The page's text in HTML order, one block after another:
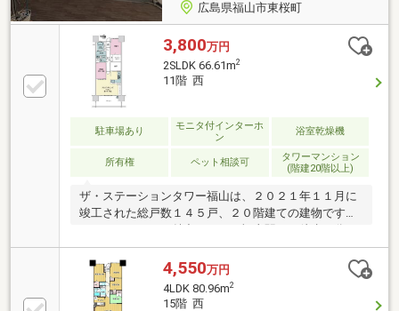
広島県福山市東桜町
3,800万円
2SLDK 66.61m2
11階 西
駐車場あり
モニタ付インターホ
ン
浴室乾燥機
所有権 ペット相談可
タワーマンション
(階建20階以上)
ザ・ステーションタワー福山は、２０２１年１１月に
竣工された総戸数１４５戸、２０階建ての建物です。
このマンションの魅力は、ＪＲ福山駅まで徒歩３分の
駅前タワーマンションというところで、デパート等商
業施設や市役所、郵便局など徒歩圏の立地です。この
お部屋は１１階部分なので眺望良好です。
4,550万円
4LDK 80.96m2
15階 西